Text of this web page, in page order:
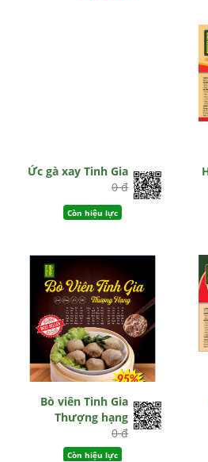
Ức gà xay Tinh Gia
0 đ
Còn hiệu lực
Bò viên Tinh Gia
Thượng hạng
0 đ
Còn hiệu lực